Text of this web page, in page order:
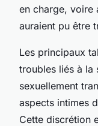
en charge, voire
auraient pu être
Les principaux
troubles liés à la
sexuellement
aspects intimes
Cette discrétion